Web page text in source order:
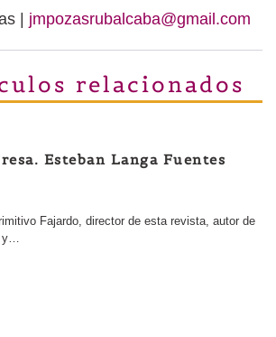
| jmpozasrubalcaba@gmail.com
relacionados
Esteban Langa Fuentes
Fajardo, director de esta revista, autor de